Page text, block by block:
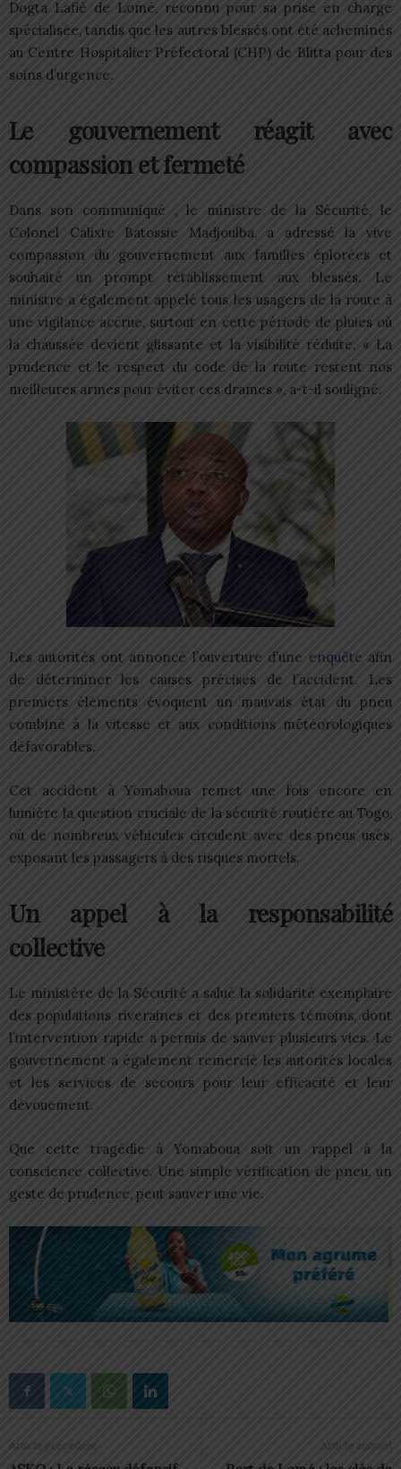
Dogta Lafiè de Lomé, reconnu pour sa prise en charge
spécialisée, tandis que les autres blessés ont été acheminés
au Centre Hospitalier Préfectoral (CHP) de Blitta pour des
soins d’urgence.
Le gouvernement réagit avec
compassion et fermeté
Dans son communiqué , le ministre de la Sécurité, le
Colonel Calixte Batossie Madjoulba, a adressé la vive
compassion du gouvernement aux familles éplorées et
souhaité un prompt rétablissement aux blessés. Le
ministre a également appelé tous les usagers de la route à
une vigilance accrue, surtout en cette période de pluies où
la chaussée devient glissante et la visibilité réduite. « La
prudence et le respect du code de la route restent nos
meilleures armes pour éviter ces drames », a-t-il souligné.
Les autorités ont annoncé l’ouverture d’une enquête afin
de déterminer les causes précises de l’accident. Les
premiers éléments évoquent un mauvais état du pneu
combiné à la vitesse et aux conditions météorologiques
défavorables.
Cet accident à Yomaboua remet une fois encore en
lumière la question cruciale de la sécurité routière au Togo,
où de nombreux véhicules circulent avec des pneus usés,
exposant les passagers à des risques mortels.
Un appel à la responsabilité
collective
Le ministère de la Sécurité a salué la solidarité exemplaire
des populations riveraines et des premiers témoins, dont
l’intervention rapide a permis de sauver plusieurs vies. Le
gouvernement a également remercié les autorités locales
et les services de secours pour leur efficacité et leur
dévouement.
Que cette tragédie à Yomaboua soit un rappel à la
conscience collective. Une simple vérification de pneu, un
geste de prudence, peut sauver une vie.
Article précédent Article suivant